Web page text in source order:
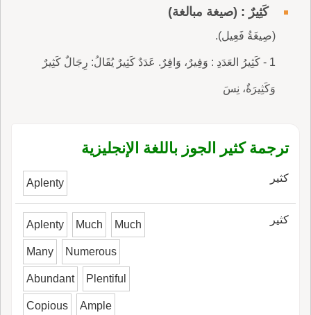
كَثِيرٌ : (صيغة مبالغة)
(صِيغَةُ فَعِيل).
1 - كَثِيرُ العَدَدِ : وَفِيرٌ، وَافِرٌ. عَدَدٌ كَثِيرٌ يُقَالُ: رِجَالٌ كَثِيرٌ
وَكَثِيرَةٌ، نِسَ
ترجمة كثير الجوز باللغة الإنجليزية
كثير Aplenty
كثير Aplenty Much Much
Many Numerous
Abundant Plentiful
Copious Ample